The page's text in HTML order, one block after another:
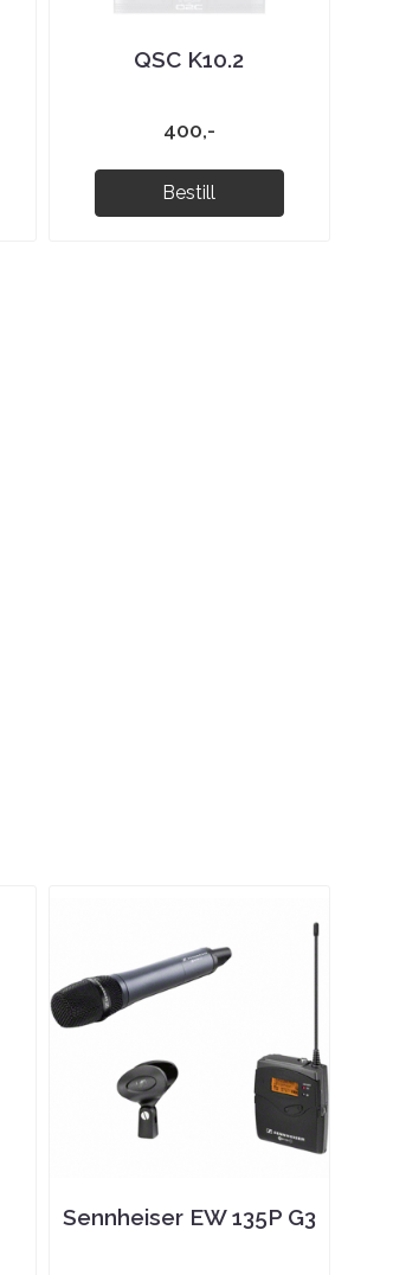
QSC K10.2
400,-
Bestill
Sennheiser EW 135P G3